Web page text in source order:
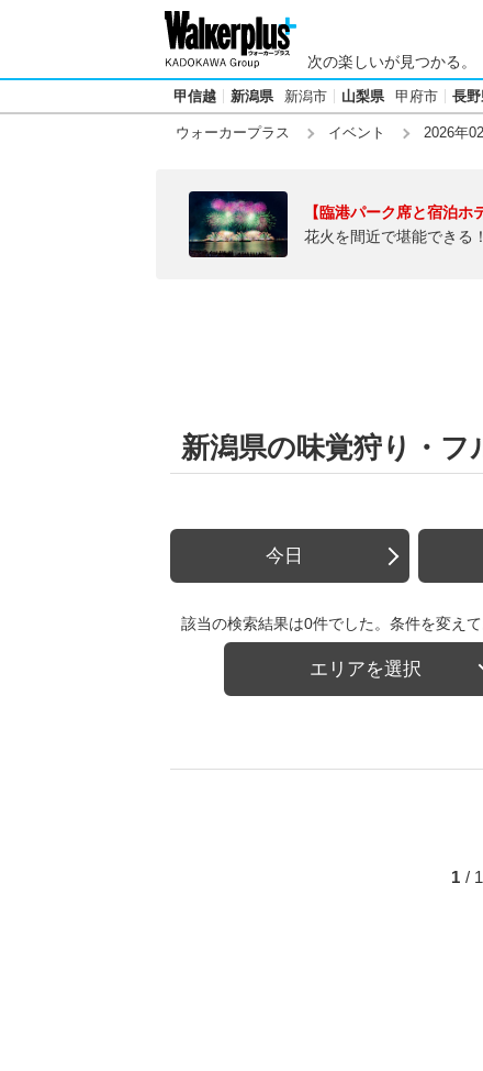
次の楽しいが見つかる。
甲信越 新潟県 新潟市 山梨県 甲府市 長
ウォーカープラス イベント 2026年
【臨港パーク席と宿泊ホ
花火を間近で堪能できる
新潟県の味覚狩り・フ
今日
該当の検索結果は0件でした。条件を変えて
エリアを選択
1 /